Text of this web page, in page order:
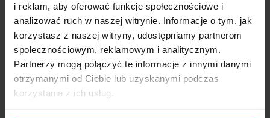
i reklam, aby oferować funkcje społecznościowe i
analizować ruch w naszej witrynie. Informacje o tym, jak
korzystasz z naszej witryny, udostępniamy partnerom
społecznościowym, reklamowym i analitycznym.
Partnerzy mogą połączyć te informacje z innymi danymi
otrzymanymi od Ciebie lub uzyskanymi podczas
korzystania z ich usług.
Alicja zweryfikowano
5
Jestem zaskoczona, że ta paczka dotarła do mnie tak
szybko. Paczka dotarła cała i zdrowa. Szybko,
sprawnie, bez problemów. Bardzo pomocna obsługa
klienta.